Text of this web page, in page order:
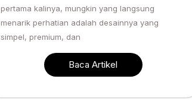
pertama kalinya, mungkin yang langsung
menarik perhatian adalah desainnya yang
simpel, premium, dan
Baca Artikel